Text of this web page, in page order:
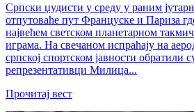
Српски џудисти у среду у раним
отпутоваће пут Француске и Париза
највећем светском планетарном
играма. На свечаном испраћају на
српској спортском јавности обратили
репрезентативци Милица...
Прочитај вест